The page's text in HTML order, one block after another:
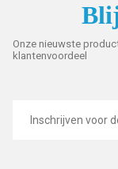
Onze nieuwste
klantenvoordeel
mailadres